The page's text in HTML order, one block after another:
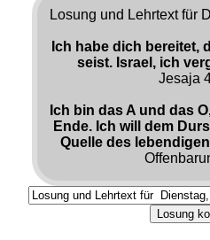
Losung und Lehrtext für
Ich habe dich bereitet,
seist. Israel, ich
Jesaja
Ich bin das A und das
Ende. Ich will dem
Quelle des
Losung